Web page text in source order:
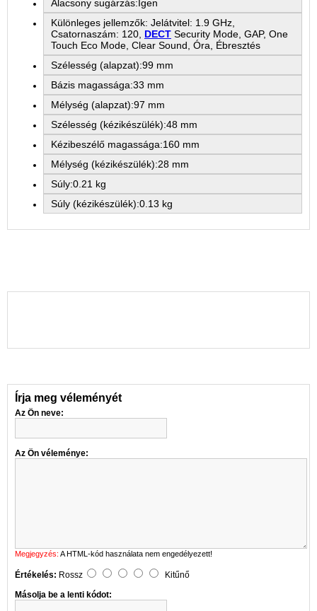
Alacsony sugárzás:Igen
Különleges jellemzők: Jelátvitel: 1.9 GHz,
Csatornaszám: 120, DECT Security Mode, GAP, One
Touch Eco Mode, Clear Sound, Óra, Ébresztés
Szélesség (alapzat):99 mm
Bázis magassága:33 mm
Mélység (alapzat):97 mm
Szélesség (kézikészülék):48 mm
Kézibeszélő magassága:160 mm
Mélység (kézikészülék):28 mm
Súly:0.21 kg
Súly (kézikészülék):0.13 kg
Írja meg véleményét
Az Ön neve:
Az Ön véleménye:
Megjegyzés: A HTML-kód használata nem engedélyezett!
Értékelés: Rossz
Kitűnő
Másolja be a lenti kódot: